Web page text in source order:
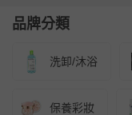
品牌分類
洗卸/沐浴
保養彩妝